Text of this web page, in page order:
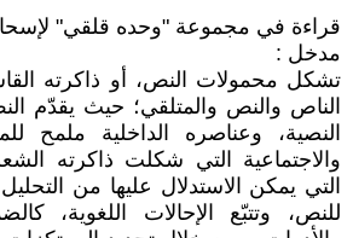
قراءة في مجموعة "وحده قلقي"
مدخل :
تشكل محمولات النص، أو ذاكرته
الناص والنص والمتلقي؛ حيث يقدّم
النصية، وعناصره الداخلية ملمح
والاجتماعية التي شكلت ذاكرته
التي يمكن الاستدلال عليها من
للنص، وتتبّع الإحالات اللغوية،